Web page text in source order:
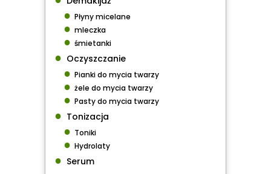
● Płyny micelane
● mleczka
● śmietanki
● Oczyszczanie
● Pianki do mycia twarzy
● żele do mycia twarzy
● Pasty do mycia twarzy
● Tonizacja
● Toniki
● Hydrolaty
● Serum